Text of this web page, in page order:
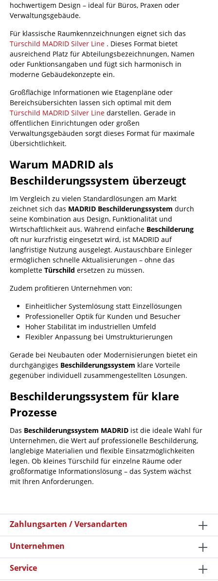
hochwertigem Design – ideal für Büros, Praxen oder
Verwaltungsgebäude.
Für klassische Raumkennzeichnungen eignet sich das
Türschild MADRID Silver Line . Dieses Format bietet
ausreichend Platz für Abteilungsbezeichnungen, Namen
oder Funktionsangaben und fügt sich harmonisch in
moderne Gebäudekonzepte ein.
Großflächige Informationen wie Etagenpläne oder
Bereichsübersichten lassen sich optimal mit dem
Türschild MADRID Silver Line darstellen. Gerade in
öffentlichen Einrichtungen oder großen
Verwaltungsgebäuden sorgt dieses Format für maximale
Übersichtlichkeit.
Warum MADRID als
Beschilderungssystem überzeugt
Im Vergleich zu vielen Standardlösungen am Markt
zeichnet sich das MADRID Beschilderungssystem durch
seine Kombination aus Design, Funktionalität und
Wirtschaftlichkeit aus. Während einfache Beschilderung
oft nur kurzfristig eingesetzt wird, ist MADRID auf
langfristige Nutzung ausgelegt. Austauschbare Einleger
ermöglichen schnelle Aktualisierungen – ohne das
komplette Türschild ersetzen zu müssen.
Zudem profitieren Unternehmen von:
Einheitlicher Systemlösung statt Einzellösungen
Professioneller Optik für Kunden und Besucher
Hoher Stabilität im industriellen Umfeld
Flexibler Anpassung bei Umstrukturierungen
Gerade bei Neubauten oder Modernisierungen bietet ein
durchgängiges Beschilderungssystem klare Vorteile
gegenüber individuell zusammengestellten Lösungen.
Beschilderungssystem für klare
Prozesse
Das Beschilderungssystem MADRID ist die ideale Wahl für
Unternehmen, die Wert auf professionelle Beschilderung,
langlebige Materialien und flexible Einsatzmöglichkeiten
legen. Ob kleines Türschild für einzelne Räume oder
großformatige Informationslösung – das System wächst
mit Ihren Anforderungen.
Zahlungsarten / Versandarten
Unternehmen
Service